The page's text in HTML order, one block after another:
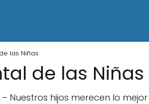
las Niñas
de las Niñas
– Nuestros hijos merecen lo